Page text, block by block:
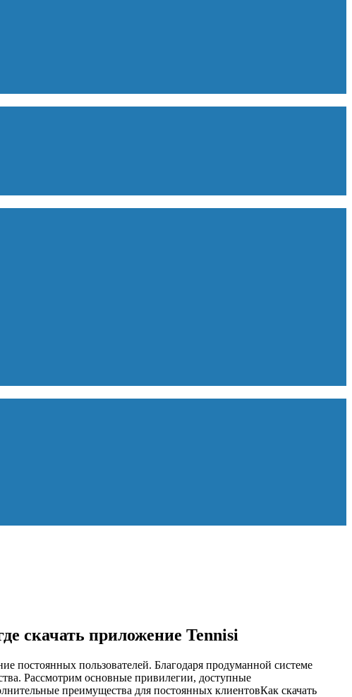
скачать приложение Tennisi
постоянных пользователей. Благодаря продуманной системе
Рассмотрим основные привилегии, доступные
преимущества для постоянных клиентовКак скачать